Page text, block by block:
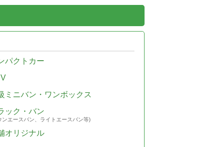
パクトカー
ミニバン・ワンボックス
ック・バン
ンエースバン、ライトエースバン等)
オリジナル